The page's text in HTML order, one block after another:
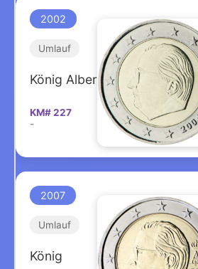
2002
Umlauf
König Albert II.
KM# 227
-
2007
Umlauf
König